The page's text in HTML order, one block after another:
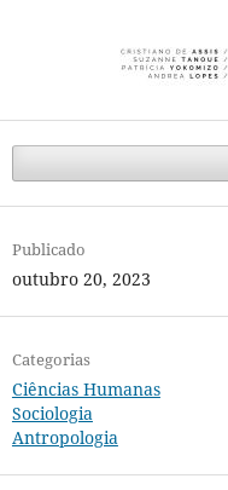
Publicado
outubro 20, 2023
Categorias
Ciências Humanas
Sociologia
Antropologia